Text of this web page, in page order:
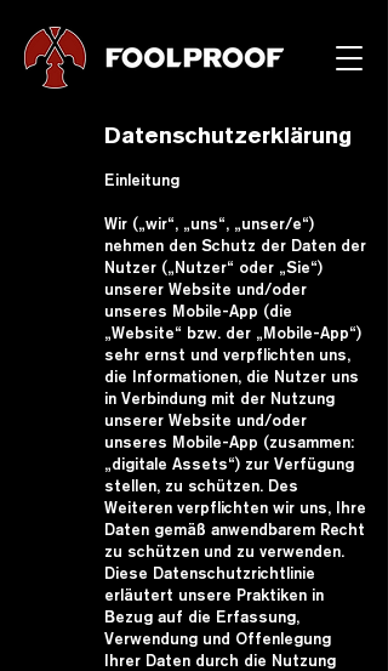
Datenschutzerklärung
Einleitung
Wir („wir“, „uns“, „unser/e“)
nehmen den Schutz der Daten der
Nutzer („Nutzer“ oder „Sie“)
unserer Website und/oder
unseres Mobile-App (die
„Website“ bzw. der „Mobile-App“)
sehr ernst und verpflichten uns,
die Informationen, die Nutzer uns
in Verbindung mit der Nutzung
unserer Website und/oder
unseres Mobile-App (zusammen:
„digitale Assets“) zur Verfügung
stellen, zu schützen. Des
Weiteren verpflichten wir uns, Ihre
Daten gemäß anwendbarem Recht
zu schützen und zu verwenden.
Diese Datenschutzrichtlinie
erläutert unsere Praktiken in
Bezug auf die Erfassung,
Verwendung und Offenlegung
Ihrer Daten durch die Nutzung